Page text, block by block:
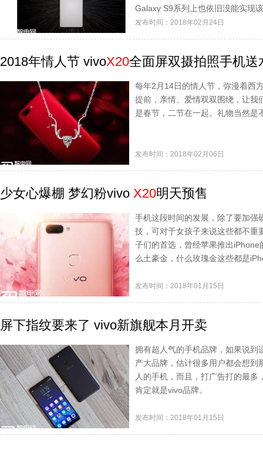
Galaxy S9系列上也依旧没能实现
前列。
发布时间：2018年02月24日
2018年情人节 vivoX20全面屏双摄拍照手机送
每年2月14日的情人节，弥漫着西
提前，亲情、爱情双双围绕，让我
是春节，二节在一起。礼物当然是
发布时间：2018年02月06日
少女心爆棚 梦幻粉vivo X20明天预售
手机这段时间的发展，除了要加强
技，可对于女孩子来说这些都不重
子们的首选，曾经苹果推出
么土豪金，什么玫瑰金这些都是
发布时间：2018年01月15日
屏下指纹要来了 vivo新旗舰本月开卖
拥有超人气的手机品牌，如果说到
产大品牌，估计很多用户都会想到
人的手机，而且，打广告打的最
肯定就是vivo品牌。
发布时间：2018年01月15日